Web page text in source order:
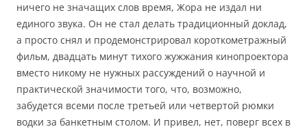
ничего не значащих слов время, Жора не издал ни
единого звука. Он не стал делать традиционный доклад,
а просто снял и продемонстрировал короткометражный
фильм, двадцать минут тихого жужжания кинопроектора
вместо никому не нужных рассуждений о научной и
практической значимости того, что, возможно,
забудется всеми после третьей или четвертой рюмки
водки за банкетным столом. И привел, нет, поверг всех в